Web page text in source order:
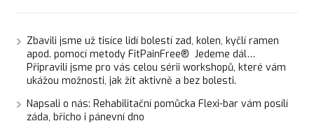
Zbavili jsme už tisíce lidí bolestí zad, kolen, kyčlí ramen
apod. pomocí metody FitPainFree® Jedeme dál…
Připravili jsme pro vás celou sérii workshopů, které vám
ukážou možnosti, jak žít aktivně a bez bolesti.
Napsali o nás: Rehabilitační pomůcka Flexi-bar vám posílí
záda, břicho i pánevní dno